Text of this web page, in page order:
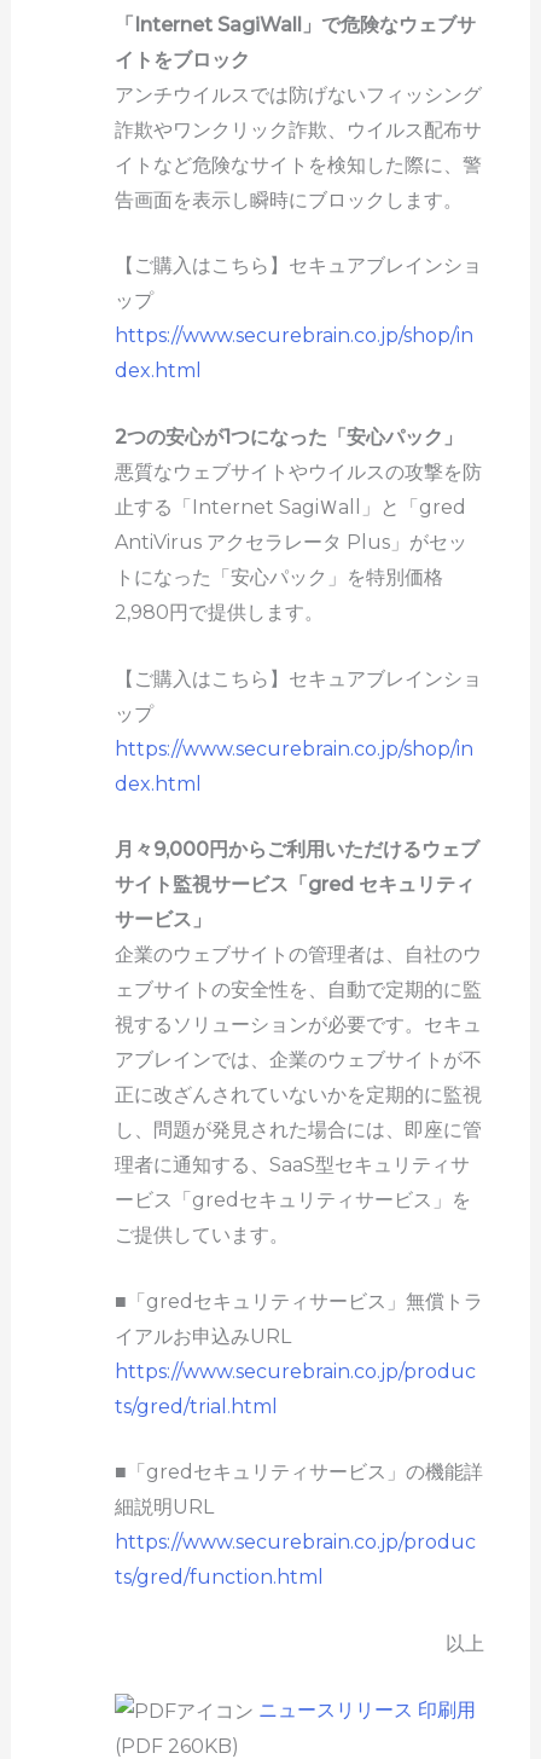
「Internet SagiWall」で危険なウェブサ
イトをブロック
アンチウイルスでは防げないフィッシング
詐欺やワンクリック詐欺、ウイルス配布サ
イトなど危険なサイトを検知した際に、警
告画面を表示し瞬時にブロックします。
【ご購入はこちら】セキュアブレインショ
ップ
https://www.securebrain.co.jp/shop/in
dex.html
2つの安心が1つになった「安心パック」
悪質なウェブサイトやウイルスの攻撃を防
止する「Internet SagiＷall」と「gred
AntiVirus アクセラレータ Plus」がセッ
トになった「安心パック」を特別価格
2,980円で提供します。
【ご購入はこちら】セキュアブレインショ
ップ
https://www.securebrain.co.jp/shop/in
dex.html
月々9,000円からご利用いただけるウェブ
サイト監視サービス「gred セキュリティ
サービス」
企業のウェブサイトの管理者は、自社のウ
ェブサイトの安全性を、自動で定期的に監
視するソリューションが必要です。セキュ
アブレインでは、企業のウェブサイトが不
正に改ざんされていないかを定期的に監視
し、問題が発見された場合には、即座に管
理者に通知する、SaaS型セキュリティサ
ービス「gredセキュリティサービス」を
ご提供しています。
■「gredセキュリティサービス」無償トラ
イアルお申込みURL
https://www.securebrain.co.jp/produc
ts/gred/trial.html
■「gredセキュリティサービス」の機能詳
細説明URL
https://www.securebrain.co.jp/produc
ts/gred/function.html
以上
ニュースリリース 印刷用
(PDF 260KB)